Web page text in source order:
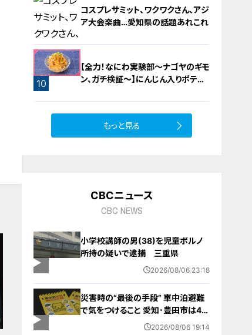
コスプレサミット、ワクワクさん、アジ
ア大会楽曲…愛知県の話題あれこれ
10
【全力！なにわ実験部～ナゴヤのギモ
ン、ガチ検証～】にんじん入りポテト
もっと見る
CBCニュース
CBC NEWS
小学校講師の男(38)を児童ポルノ
所持の疑いで逮捕 三重県
2026/08/06 23:18
災害時の“最後の手段” 車中泊避難
で気をつけること 愛知･豊田市は4年
前からマニュアル作成 最悪の場合2026/08/06 19:14